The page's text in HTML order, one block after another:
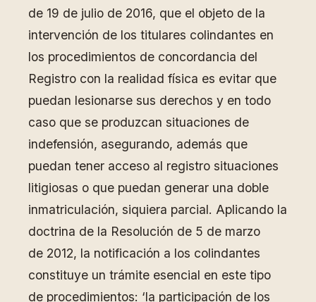
de 19 de julio de 2016, que el objeto de la
intervención de los titulares colindantes en
los procedimientos de concordancia del
Registro con la realidad física es evitar que
puedan lesionarse sus derechos y en todo
caso que se produzcan situaciones de
indefensión, asegurando, además que
puedan tener acceso al registro situaciones
litigiosas o que puedan generar una doble
inmatriculación, siquiera parcial. Aplicando la
doctrina de la Resolución de 5 de marzo
de 2012, la notificación a los colindantes
constituye un trámite esencial en este tipo
de procedimientos: ‘la participación de los